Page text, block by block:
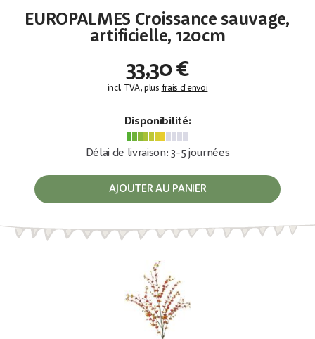
EUROPALMES Croissance sauvage,
artificielle, 120cm
33,30 €
incl. TVA, plus frais d'envoi
Disponibilité:
Délai de livraison: 3-5 journées
AJOUTER AU PANIER